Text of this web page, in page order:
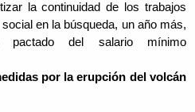
la continuidad de los trabajos
en la búsqueda, un año más,
pactado del salario mínimo
por la erupción del volcán